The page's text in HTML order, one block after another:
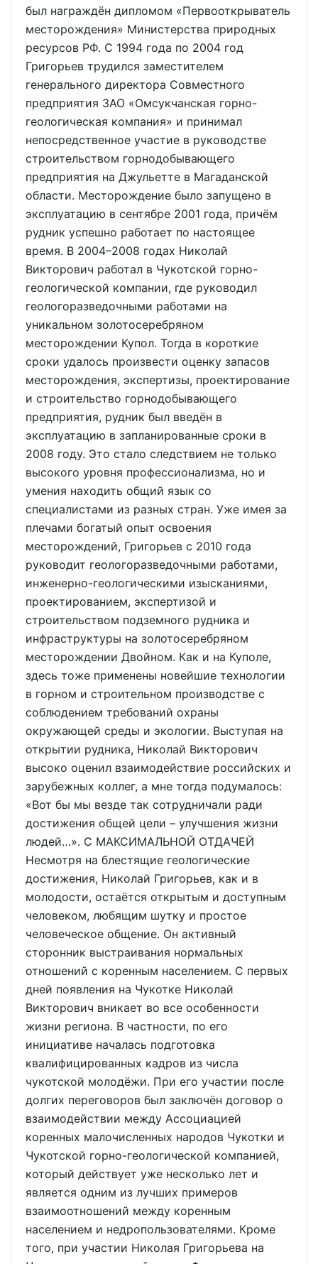
был награждён дипломом «Первооткрыватель
месторождения» Министерства природных
ресурсов РФ. С 1994 года по 2004 год
Григорьев трудился заместителем
генерального директора Совместного
предприятия ЗАО «Омсукчанская горно-
геологическая компания» и принимал
непосредственное участие в руководстве
строительством горнодобывающего
предприятия на Джульетте в Магаданской
области. Месторождение было запущено в
эксплуатацию в сентябре 2001 года, причём
рудник успешно работает по настоящее
время. В 2004–2008 годах Николай
Викторович работал в Чукотской горно-
геологической компании, где руководил
геологоразведочными работами на
уникальном золотосеребряном
месторождении Купол. Тогда в короткие
сроки удалось произвести оценку запасов
месторождения, экспертизы, проектирование
и строительство горнодобывающего
предприятия, рудник был введён в
эксплуатацию в запланированные сроки в
2008 году. Это стало следствием не только
высокого уровня профессионализма, но и
умения находить общий язык со
специалистами из разных стран. Уже имея за
плечами богатый опыт освоения
месторождений, Григорьев с 2010 года
руководит геологоразведочными работами,
инженерно-геологическими изысканиями,
проектированием, экспертизой и
строительством подземного рудника и
инфраструктуры на золотосеребряном
месторождении Двойном. Как и на Куполе,
здесь тоже применены новейшие технологии
в горном и строительном производстве с
соблюдением требований охраны
окружающей среды и экологии. Выступая на
открытии рудника, Николай Викторович
высоко оценил взаимодействие российских и
зарубежных коллег, а мне тогда подумалось:
«Вот бы мы везде так сотрудничали ради
достижения общей цели – улучшения жизни
людей…». С МАКСИМАЛЬНОЙ ОТДАЧЕЙ
Несмотря на блестящие геологические
достижения, Николай Григорьев, как и в
молодости, остаётся открытым и доступным
человеком, любящим шутку и простое
человеческое общение. Он активный
сторонник выстраивания нормальных
отношений с коренным населением. С первых
дней появления на Чукотке Николай
Викторович вникает во все особенности
жизни региона. В частности, по его
инициативе началась подготовка
квалифицированных кадров из числа
чукотской молодёжи. При его участии после
долгих переговоров был заключён договор о
взаимодействии между Ассоциацией
коренных малочисленных народов Чукотки и
Чукотской горно-геологической компанией,
который действует уже несколько лет и
является одним из лучших примеров
взаимоотношений между коренным
населением и недропользователями. Кроме
того, при участии Николая Григорьева на